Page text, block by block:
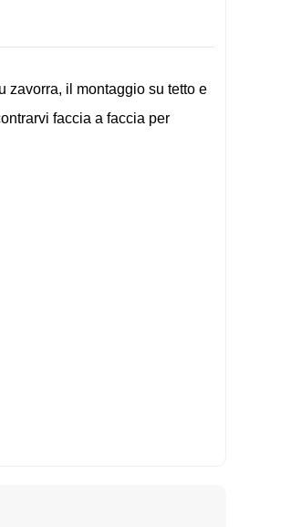
zavorra, il montaggio su tetto e
faccia a faccia per